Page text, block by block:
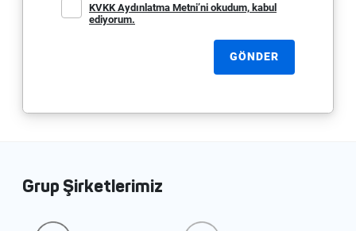
KVKK Aydınlatma Metni’ni okudum, kabul
ediyorum.
GÖNDER
Grup Şirketlerimiz